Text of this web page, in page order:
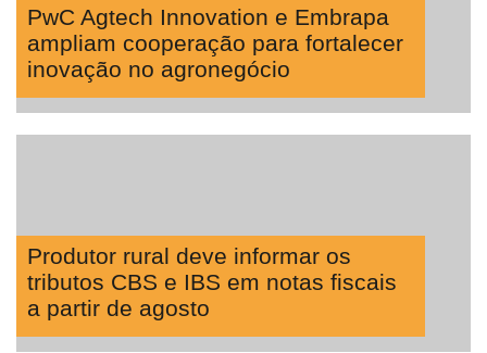
PwC Agtech Innovation e Embrapa
ampliam cooperação para fortalecer
inovação no agronegócio
Produtor rural deve informar os
tributos CBS e IBS em notas fiscais
a partir de agosto